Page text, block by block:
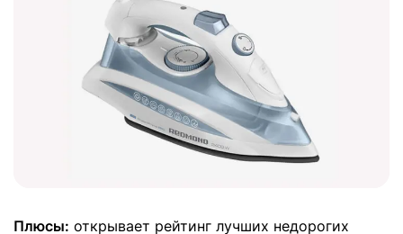
Плюсы: открывает рейтинг лучших недорогих